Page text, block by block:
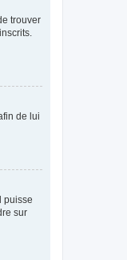
trouver
de lui
puisse
sur